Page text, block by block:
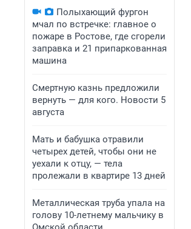
Полыхающий фургон
мчал по встречке: главное о
пожаре в Ростове, где сгорели
заправка и 21 припаркованная
машина
Смертную казнь предложили
вернуть — для кого. Новости 5
августа
Мать и бабушка отравили
четырех детей, чтобы они не
уехали к отцу, — тела
пролежали в квартире 13 дней
Металлическая труба упала на
голову 10-летнему мальчику в